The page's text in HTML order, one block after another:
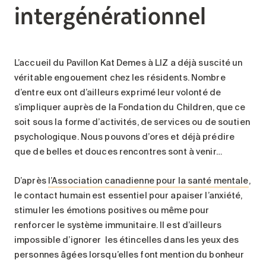
intergénérationnel
L’accueil du Pavillon Kat Demes à LIZ a déjà suscité un
véritable engouement chez les résidents. Nombre
d’entre eux ont d’ailleurs exprimé leur volonté de
s’impliquer auprès de la Fondation du Children, que ce
soit sous la forme d’activités, de services ou de soutien
psychologique. Nous pouvons d’ores et déjà prédire
que de belles et douces rencontres sont à venir…
D’après l’Association canadienne pour la santé mentale,
le contact humain est essentiel pour apaiser l’anxiété,
stimuler les émotions positives ou même pour
renforcer le système immunitaire. Il est d’ailleurs
impossible d’ignorer les étincelles dans les yeux des
personnes âgées lorsqu’elles font mention du bonheur